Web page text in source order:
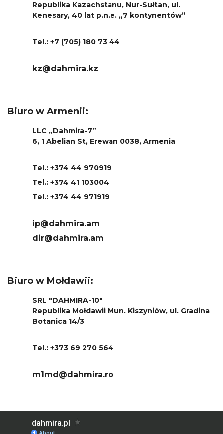
Republika Kazachstanu, Nur-Sułtan, ul.
Kenesary, 40 lat p.n.e. „7 kontynentów”
Tel.: +7 (705) 180 73 44
kz@dahmira.kz
Biuro w Armenii:
LLC „Dahmira-7”
6, 1 Abelian St, Erewan 0038, Armenia
Tel.: +374 44 970919
Tel.: +374 41 103004
Tel.: +374 44 971919
ip@dahmira.am
dir@dahmira.am
Biuro w Mołdawii:
SRL "DAHMIRA-10"
Republika Mołdawii Mun. Kiszyniów, ul. Gradina
Botanica 14/3
Tel.: +373 69 270 564
m1md@dahmira.ro